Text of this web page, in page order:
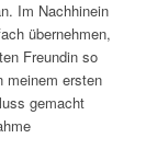
Im Nachhinein
übernehmen,
Freundin so
meinem ersten
gemacht